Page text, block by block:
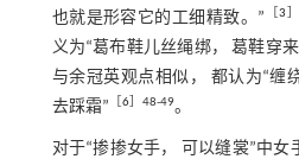
也就是形容它的工细精致。”
［3
义为“葛布鞋儿丝绳绑， 葛鞋穿
与余冠英观点相似， 都认为“缠
去踩霜”
6］48-49。
对于“掺掺女手， 可以缝裳”中女